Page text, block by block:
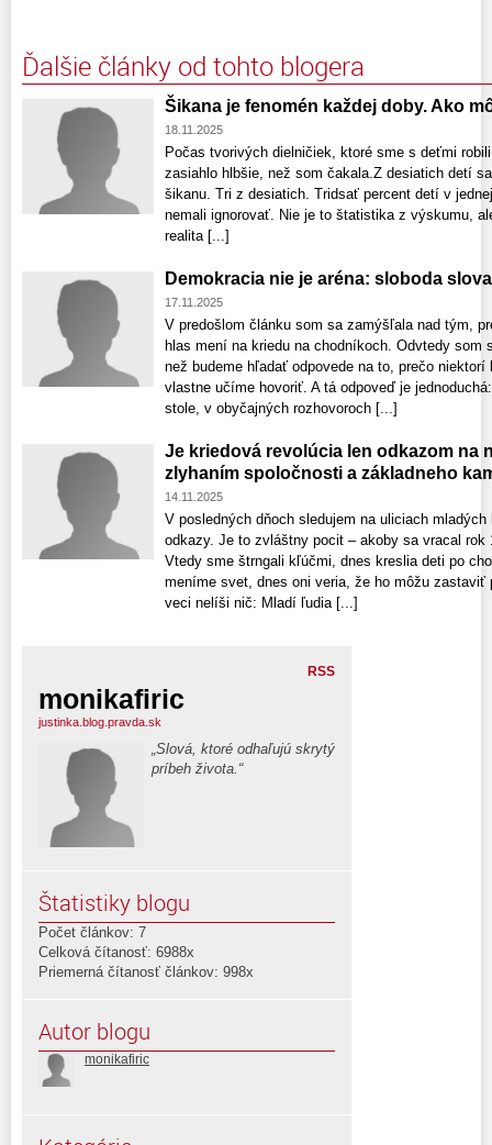
Ďalšie články od tohto blogera
Šikana je fenomén každej doby. Ako
18.11.2025
Počas tvorivých dielničiek, ktoré sme s deťmi
zasiahlo hlbšie, než som čakala.Z desiatich detí
šikanu. Tri z desiatich. Tridsať percent detí v
nemali ignorovať. Nie je to štatistika z výskumu,
realita [...]
Demokracia nie je aréna: sloboda
17.11.2025
V predošlom článku som sa zamýšľala nad tým,
hlas mení na kriedu na chodníkoch. Odvtedy som
než budeme hľadať odpovede na to, prečo
vlastne učíme hovoriť. A tá odpoveď je
stole, v obyčajných rozhovoroch [...]
Je kriedová revolúcia len odkazom na
zlyhaním spoločnosti a základneho
14.11.2025
V posledných dňoch sledujem na uliciach
odkazy. Je to zvláštny pocit – akoby sa vracal
Vtedy sme štrngali kľúčmi, dnes kreslia deti po
meníme svet, dnes oni veria, že ho môžu zastaviť
veci nelíši nič: Mladí ľudia [...]
RSS
monikafiric
justinka.blog.pravda.sk
„Slová, ktoré odhaľujú skrytý
príbeh života.“
Štatistiky blogu
Počet článkov: 7
Celková čítanosť: 6988x
Priemerná čítanosť článkov: 998x
Autor blogu
monikafiric